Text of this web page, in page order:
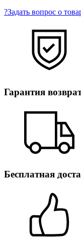
?Задать вопрос о
Гарантия
Бесплатная